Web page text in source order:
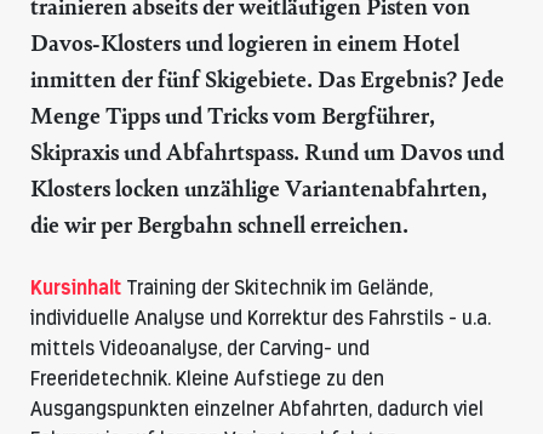
trainieren abseits der weitläufigen Pisten von
Davos-Klosters und logieren in einem Hotel
inmitten der fünf Skigebiete. Das Ergebnis? Jede
Menge Tipps und Tricks vom Bergführer,
Skipraxis und Abfahrtspass. Rund um Davos und
Klosters locken unzählige Variantenabfahrten,
die wir per Bergbahn schnell erreichen.
Kursinhalt Training der Skitechnik im Gelände,
individuelle Analyse und Korrektur des Fahrstils - u.a.
mittels Videoanalyse, der Carving- und
Freeridetechnik. Kleine Aufstiege zu den
Ausgangspunkten einzelner Abfahrten, dadurch viel